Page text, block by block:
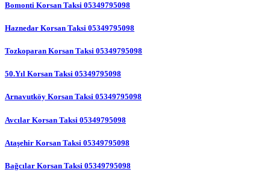
Bomonti Korsan Taksi 05349795098
Haznedar Korsan Taksi 05349795098
Tozkoparan Korsan Taksi 05349795098
50.Yıl Korsan Taksi 05349795098
Arnavutköy Korsan Taksi 05349795098
Avcılar Korsan Taksi 05349795098
Ataşehir Korsan Taksi 05349795098
Bağcılar Korsan Taksi 05349795098